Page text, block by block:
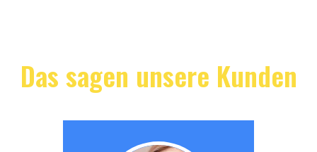
Das sagen unsere Kunden